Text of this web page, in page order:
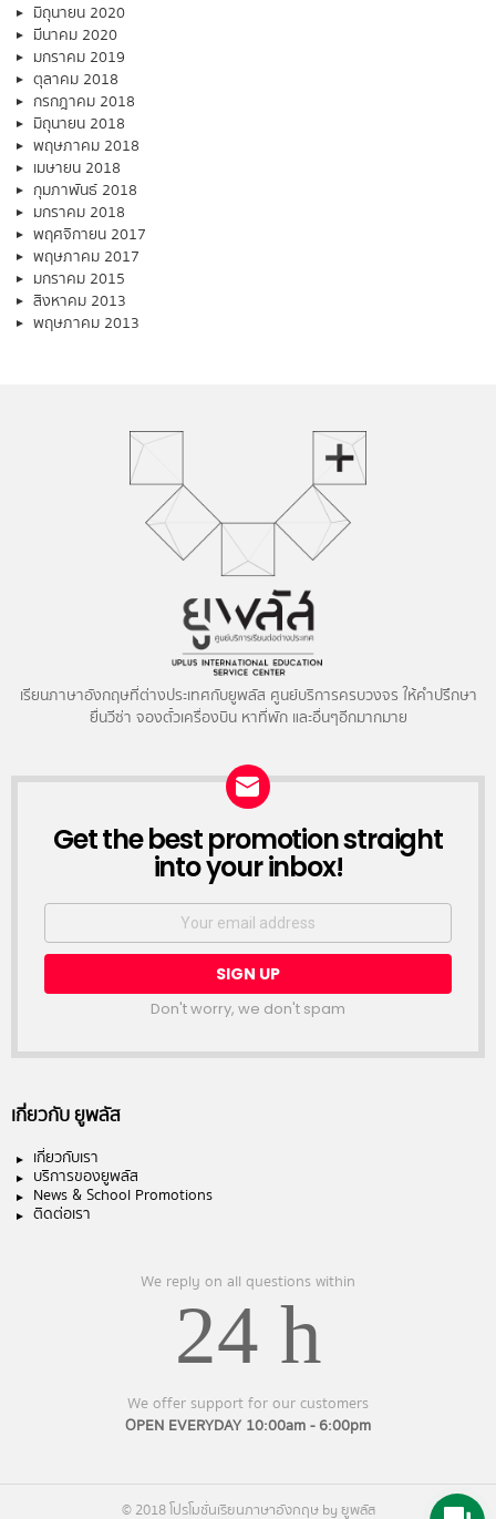
มิถุนายน 2020
มีนาคม 2020
มกราคม 2019
ตุลาคม 2018
กรกฎาคม 2018
มิถุนายน 2018
พฤษภาคม 2018
เมษายน 2018
กุมภาพันธ์ 2018
มกราคม 2018
พฤศจิกายน 2017
พฤษภาคม 2017
มกราคม 2015
สิงหาคม 2013
พฤษภาคม 2013
เรียนภาษาอังกฤษที่ต่างประเทศกับยูพลัส ศูนย์บริการครบวงจร ให้คำปรึกษา
ยื่นวีซ่า จองตั๋วเครื่องบิน หาที่พัก และอื่นๆอีกมากมาย
NEWSLETTER
Get the best promotion straight
into your inbox!
Email
Don't worry, we don't spam
เกี่ยวกับ ยูพลัส
เกี่ยวกับเรา
บริการของยูพลัส
News & School Promotions
ติดต่อเรา
We reply on all questions within
24 h
We offer support for our customers
OPEN EVERYDAY 10:00am - 6:00pm
© 2018 โปรโมชั่นเรียนภาษาอังกฤษ by ยูพลัส